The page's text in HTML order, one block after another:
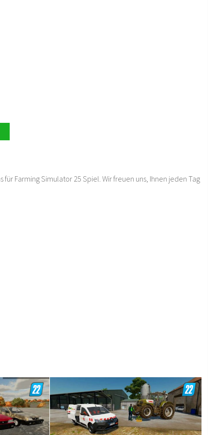
Farming Simulator 25 Spiel. Wir freuen uns, Ihnen jeden Tag